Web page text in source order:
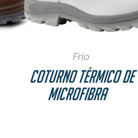
Frio
Coturno Térmico de
Microfibra